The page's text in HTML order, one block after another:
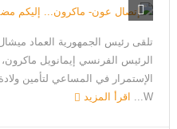
تلقى رئيس الجمهورية العماد
الرئيس الفرنسي إيمانويل
الإستمرار في المساعي لتأمين
W...
اقرأ المزيد